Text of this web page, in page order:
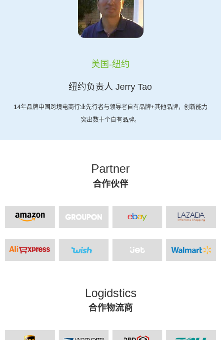
美国-纽约
纽约负责人 Jerry Tao
14年品牌中国跨境电商行业先行者与领导者自有品牌+其他品牌，创新能力
突出数十个自有品牌。
Partner
合作伙伴
Logidstics
合作物流商